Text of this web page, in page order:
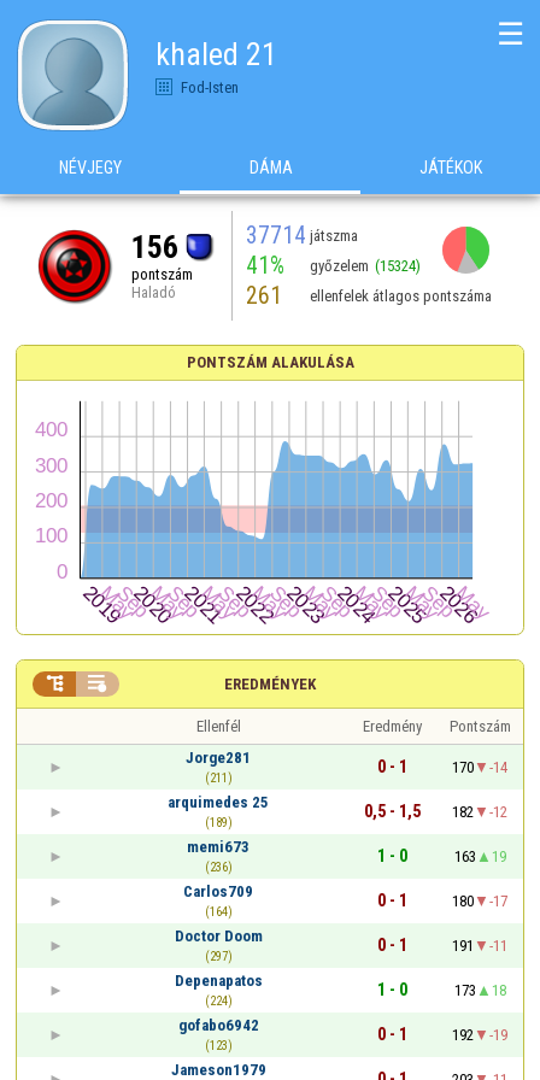
khaled 21
Fod-Isten
☰
NÉVJEGY DÁMA JÁTÉKOK
156
pontszám
Haladó
37714 játszma
41% győzelem (15324)
261 ellenfelek átlagos pontszáma
PONTSZÁM ALAKULÁSA
EREDMÉNYEK
 
Ellenfél Eredmény
Pontszám
Jorge281
(211)
0 - 1 170
-14
arquimedes 25
(189)
0,5 - 1,5 182
-12
memi673
(236)
1 - 0 163
19
Carlos709
(164)
0 - 1 180
-17
Doctor Doom
(297)
0 - 1 191
-11
Depenapatos
(224)
1 - 0 173
18
gofabo6942
(123)
0 - 1 192
-19
Jameson1979